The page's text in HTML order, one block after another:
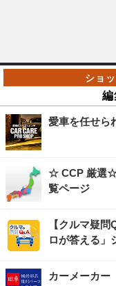
編
愛車を任せら
☆ CCP 厳選☆
覧ページ
【クルマ疑
ロが答える」
カーメーカー